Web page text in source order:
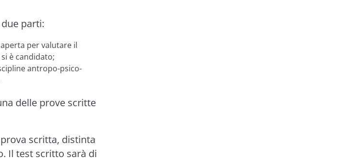
parti:
per valutare il
è candidato;
antropo-psico-
delle prove scritte
scritta, distinta
Il test scritto sarà di